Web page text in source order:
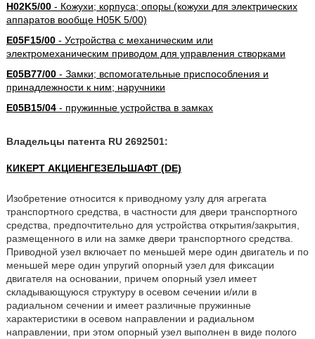
H02K5/00- Кожухи; корпуса; опоры (кожухи для электрических
аппаратов вообще H05K 5/00)
E05F15/00- Устройства с механическим или
электромеханическим приводом для управления створками
E05B77/00- Замки; вспомогательные приспособления и
принадлежности к ним; наручники
E05B15/04- пружинные устройства в замках
Владельцы патента RU 2692501:
КИКЕРТ АКЦИЕНГЕЗЕЛЬШАФТ (DE)
Изобретение относится к приводному узлу для агрегата
транспортного средства, в частности для двери транспортного
средства, предпочтительно для устройства открытия/закрытия,
размещенного в или на замке двери транспортного средства.
Приводной узел включает по меньшей мере один двигатель и по
меньшей мере один упругий опорный узел для фиксации
двигателя на основании, причем опорный узел имеет
складывающуюся структуру в осевом сечении и/или в
радиальном сечении и имеет различные пружинные
характеристики в осевом направлении и радиальном
направлении, при этом опорный узел выполнен в виде полого